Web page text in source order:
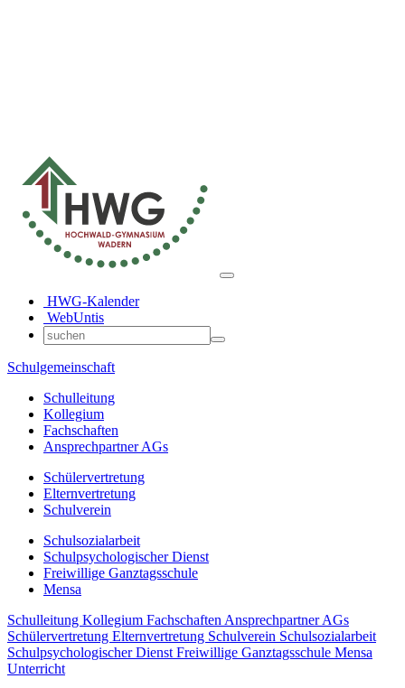
HWG-Kalender
WebUntis
Schulgemeinschaft
Schulleitung
Kollegium
Fachschaften
Ansprechpartner AGs
Schülervertretung
Elternvertretung
Schulverein
Schulsozialarbeit
Schulpsychologischer Dienst
Freiwillige Ganztagsschule
Mensa
Schulleitung Kollegium Fachschaften Ansprechpartner AGs
Schülervertretung Elternvertretung Schulverein Schulsozialarbeit
Schulpsychologischer Dienst Freiwillige Ganztagsschule Mensa
Unterricht